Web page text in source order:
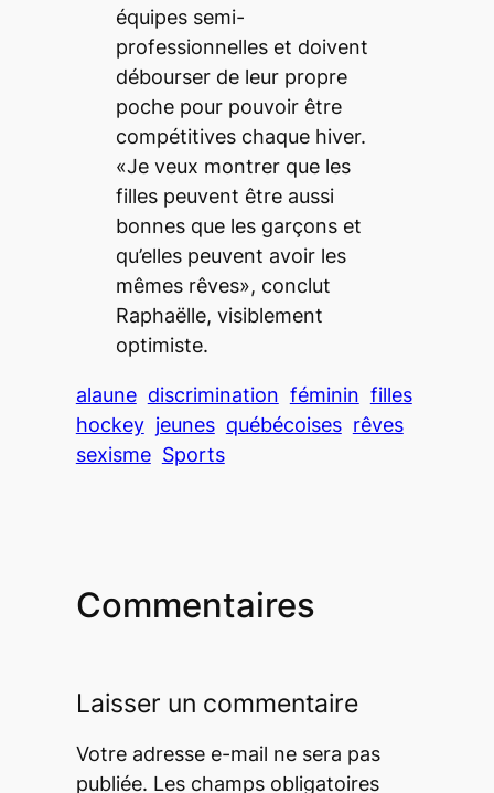
équipes semi-
professionnelles et doivent
débourser de leur propre
poche pour pouvoir être
compétitives chaque hiver.
«Je veux montrer que les
filles peuvent être aussi
bonnes que les garçons et
qu’elles peuvent avoir les
mêmes rêves», conclut
Raphaëlle, visiblement
optimiste.
alaune discrimination féminin filles
hockey jeunes québécoises rêves
sexisme Sports
Commentaires
Laisser un commentaire
Votre adresse e-mail ne sera pas
publiée. Les champs obligatoires